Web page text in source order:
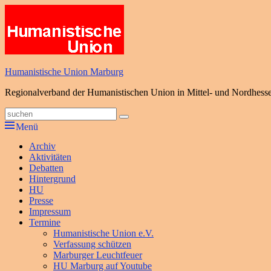
springen
Humanistische Union Marburg
Regionalverband der Humanistischen Union in Mittel- und
Suche
nach:
Suchen
Menü
Primäres
Menü
Archiv
Aktivitäten
Debatten
Hintergrund
HU
Presse
Impressum
Termine
Humanistische Union e.V.
Verfassung schützen
Marburger Leuchtfeuer
HU Marburg auf Youtube